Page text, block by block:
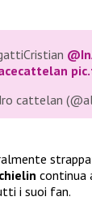
cattelan
continua
i suoi fan.